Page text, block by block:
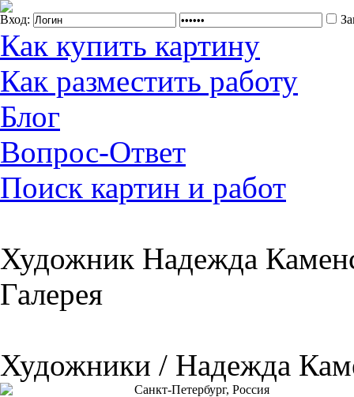
Вход:
Как купить картину
Как разместить работу
Блог
Вопрос-Ответ
Поиск картин и работ
Художник Надежда
Галерея
Художники / Надежда
Санкт-Петербург, Россия